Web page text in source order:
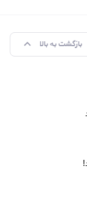
بازگشت به بالا